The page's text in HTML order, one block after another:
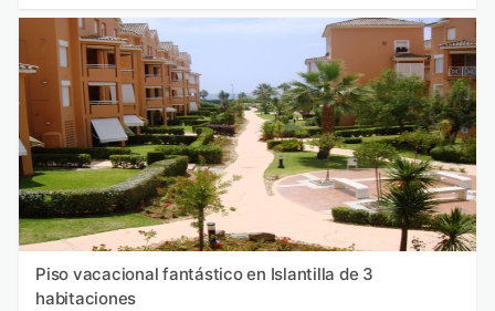
Piso vacacional fantástico en Islantilla de 3
habitaciones